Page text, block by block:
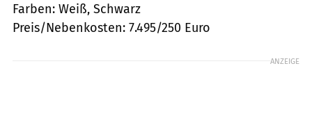
Farben: Weiß, Schwarz
Preis/Nebenkosten: 7.495/250 Euro
ANZEIGE